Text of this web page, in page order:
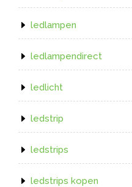
ledlampen
ledlampendirect
ledlicht
ledstrip
ledstrips
ledstrips kopen